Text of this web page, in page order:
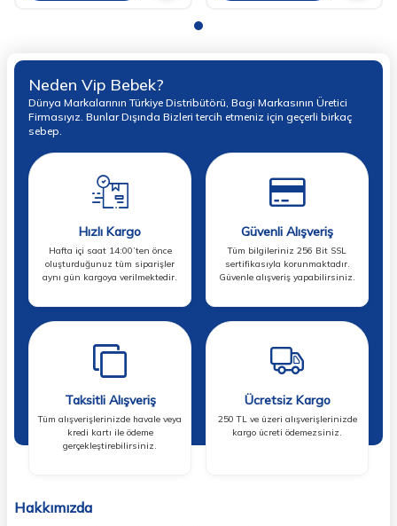
Neden Vip Bebek?
Dünya Markalarının Türkiye Distribütörü, Bagi Markasının Üretici
Firmasıyız. Bunlar Dışında Bizleri tercih etmeniz için geçerli birkaç
sebep.
Hızlı Kargo
Hafta içi saat 14:00’ten önce
oluşturduğunuz tüm siparişler
aynı gün kargoya verilmektedir.
Güvenli Alışveriş
Tüm bilgileriniz 256 Bit SSL
sertifikasıyla korunmaktadır.
Güvenle alışveriş yapabilirsiniz.
Taksitli Alışveriş
Tüm alışverişlerinizde havale veya
kredi kartı ile ödeme
gerçekleştirebilirsiniz.
Ücretsiz Kargo
250 TL ve üzeri alışverişlerinizde
kargo ücreti ödemezsiniz.
Hakkımızda